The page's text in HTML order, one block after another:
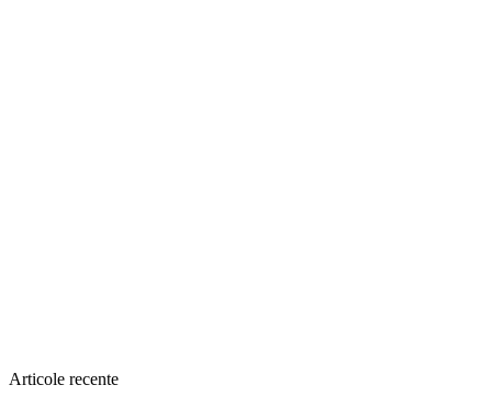
Articole recente